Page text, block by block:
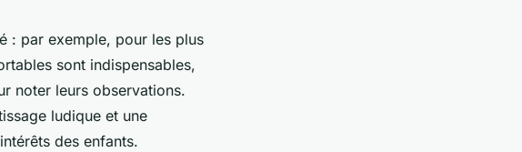
: par exemple, pour les plus
sont indispensables,
noter leurs observations.
ludique et une
des enfants.